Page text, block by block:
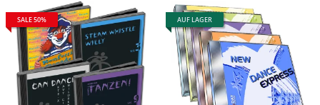
SALE 50% AUF LAGER